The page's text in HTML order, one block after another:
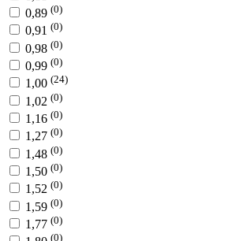
0,89 (0)
0,91 (0)
0,98 (0)
0,99 (0)
1,00 (24)
1,02 (0)
1,16 (0)
1,27 (0)
1,48 (0)
1,50 (0)
1,52 (0)
1,59 (0)
1,77 (0)
(0)